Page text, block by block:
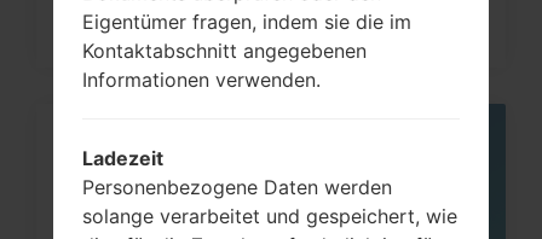
Note, S3, S5, S7 und...
Eigentümer fragen, indem sie die im
Kontaktabschnitt angegebenen
Informationen verwenden.
Ladezeit
Personenbezogene Daten werden
solange verarbeitet und gespeichert, wie